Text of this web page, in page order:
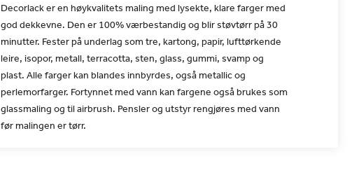
Decorlack er en høykvalitets maling med lysekte, klare farger med
god dekkevne. Den er 100% værbestandig og blir støvtørr på 30
minutter. Fester på underlag som tre, kartong, papir, lufttørkende
leire, isopor, metall, terracotta, sten, glass, gummi, svamp og
plast. Alle farger kan blandes innbyrdes, også metallic og
perlemorfarger. Fortynnet med vann kan fargene også brukes som
glassmaling og til airbrush. Pensler og utstyr rengjøres med vann
før malingen er tørr.